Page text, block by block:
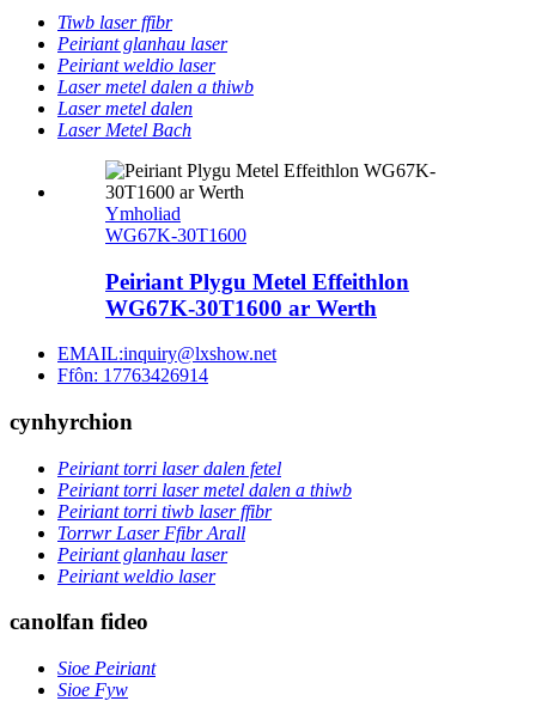
Tiwb laser ffibr
Peiriant glanhau laser
Peiriant weldio laser
Laser metel dalen a thiwb
Laser metel dalen
Laser Metel Bach
Ymholiad
WG67K-30T1600
Peiriant Plygu Metel Effeithlon
WG67K-30T1600 ar Werth
EMAIL:inquiry@lxshow.net
Ffôn: 17763426914
cynhyrchion
Peiriant torri laser dalen fetel
Peiriant torri laser metel dalen a thiwb
Peiriant torri tiwb laser ffibr
Torrwr Laser Ffibr Arall
Peiriant glanhau laser
Peiriant weldio laser
canolfan fideo
Sioe Peiriant
Sioe Fyw